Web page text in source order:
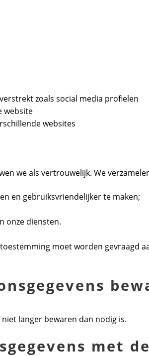
zoals social media profielen
website
websites
we als vertrouwelijk. We
en gebruiksvriendelijker te maken;
onze diensten.
moet worden gevraagd
niet langer bewaren dan nodig is.
met